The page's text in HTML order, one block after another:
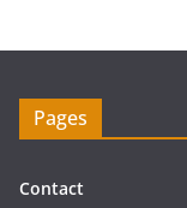
Pages
Contact